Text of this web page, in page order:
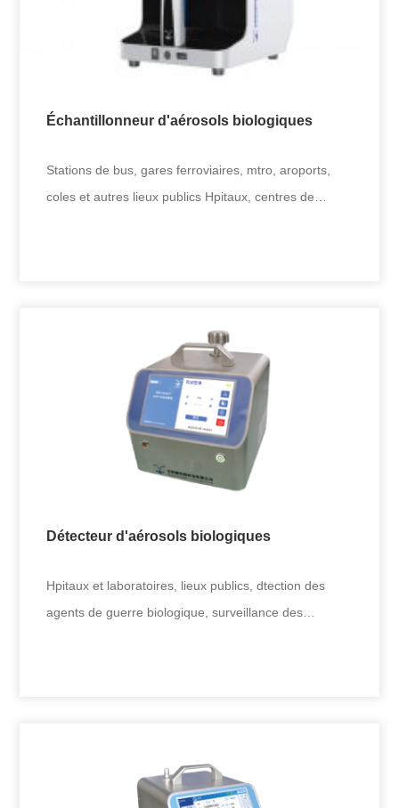
Échantillonneur d'aérosols biologiques
Stations de bus, gares ferroviaires, mtro, aroports,
coles et autres lieux publics Hpitaux, centres de
Échantillonneur d'aérosols biologiques
Stations de bus, gares ferroviaires, mtro, aroports,
coles et autres lieux publics Hpitaux, centres de
Détecteur d'aérosols biologiques
Hpitaux et laboratoires, lieux publics, dtection des
agents de guerre biologique, surveillance des